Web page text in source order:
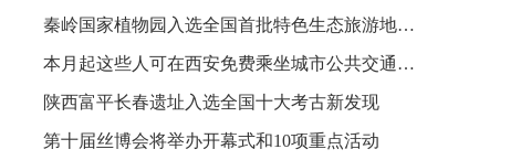
秦岭国家植物园入选全国首批特色生态旅游地典型案
本月起这些人可在西安免费乘坐城市公共交通工具
陕西富平长春遗址入选全国十大考古新发现
第十届丝博会将举办开幕式和10项重点活动